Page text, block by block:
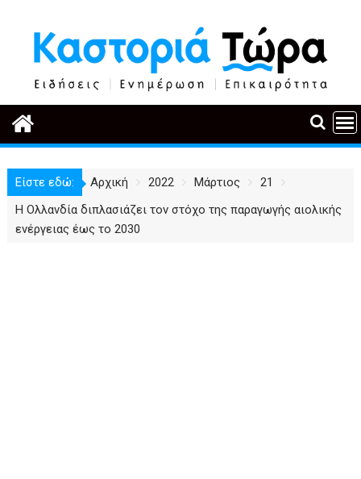
περιεχόμενο
Είστε εδώ: Αρχική 2022 Μάρτιος
21
Η Ολλανδία διπλασιάζει τον στόχο της παραγωγής αιολικής
ενέργειας έως το 2030